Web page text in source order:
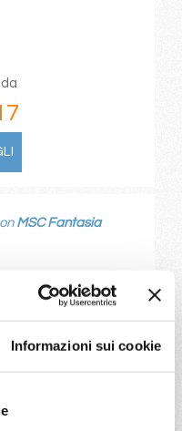
Informazioni sui cookie
MSC Fantasia
Trieste, Katakolon,